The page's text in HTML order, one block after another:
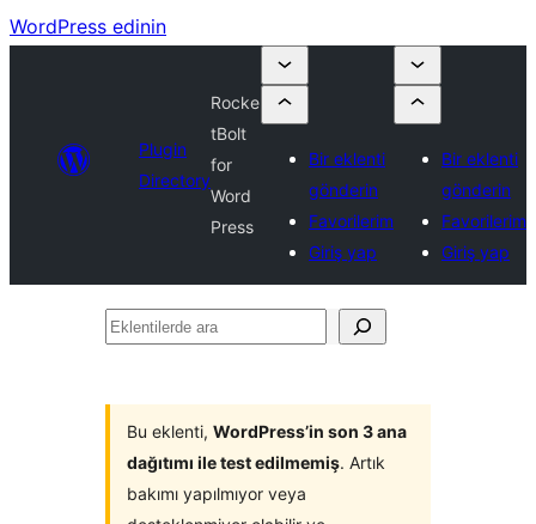
WordPress edinin
Plugin
Directory
Rocke
tBolt
for
Word
Press
Bir eklenti
gönderin
Favorilerim
Giriş yap
Bir eklenti
gönderin
Favorilerim
Giriş yap
Eklentilerde
Bu eklenti, WordPress’in son 3 ana
dağıtımı ile test edilmemiş. Artık
bakımı yapılmıyor veya